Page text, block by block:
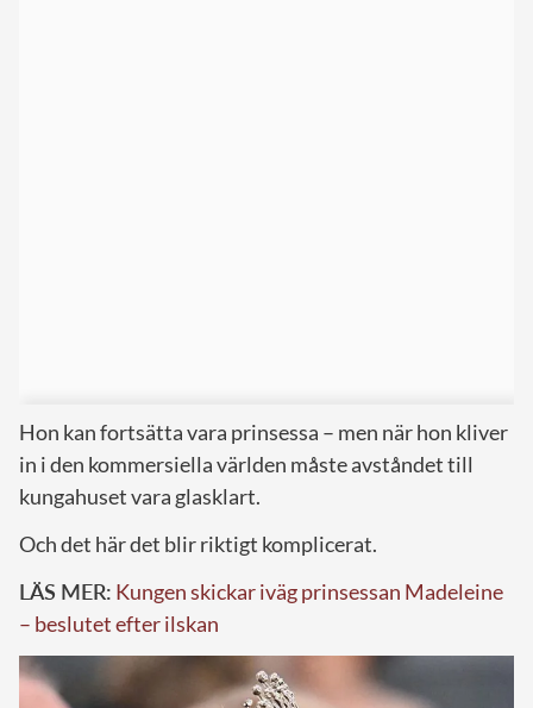
Hon kan fortsätta vara prinsessa – men när hon kliver
in i den kommersiella världen måste avståndet till
kungahuset vara glasklart.
Och det här det blir riktigt komplicerat.
LÄS MER: Kungen skickar iväg prinsessan Madeleine
– beslutet efter ilskan